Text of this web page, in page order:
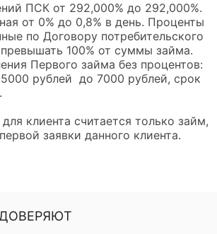
ПСК от 292,000% до 292,000%.
от 0% до 0,8% в день. Проценты
по Договору потребительского
100% от суммы займа.
Первого займа без процентов:
рублей до 7000 рублей, срок
клиента считается только займ,
заявки данного клиента.